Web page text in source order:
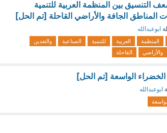
التنسيق بين المنظمة العربية للتنمية
المناطق الجافة والأراضي القاحلة [تم الحل]
ابوعبدالله
المنظمة العربية للتنمية الصناعية
والتعدين
والأراضي القاحلة
ابوعبدالله